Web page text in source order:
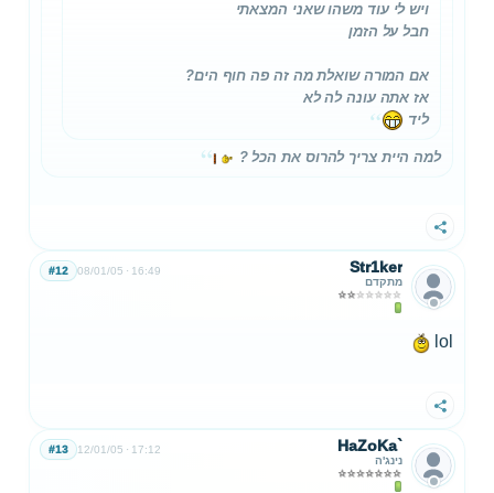
ויש לי עוד משהו שאני המצאתי
חבל על הזמן
אם המורה שואלת מה זה פה חוף הים?
אז אתה עונה לה לא
ליד
למה היית צריך להרוס את הכל ?
שתף
Str1ker
מתקדם
08/01/05 16:49
#12
lol
שתף
HaZoKa`
נינג'ה
12/01/05 17:12
#13